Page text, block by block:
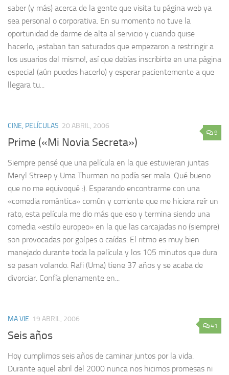
saber (y más) acerca de la gente que visita tu página web ya
sea personal o corporativa. En su momento no tuve la
oportunidad de darme de alta al servicio y cuando quise
hacerlo, ¡estaban tan saturados que empezaron a restringir a
los usuarios del mismo!, así que debías inscribirte en una página
especial (aún puedes hacerlo) y esperar pacientemente a que
llegara tu...
9
CINE, PELÍCULAS 20 ABRIL, 2006
Prime («Mi Novia Secreta»)
Siempre pensé que una película en la que estuvieran juntas
Meryl Streep y Uma Thurman no podía ser mala. Qué bueno
que no me equivoqué :). Esperando encontrarme con una
«comedia romántica» común y corriente que me hiciera reír un
rato, esta película me dio más que eso y termina siendo una
comedia «estilo europeo» en la que las carcajadas no (siempre)
son provocadas por golpes o caídas. El ritmo es muy bien
manejado durante toda la película y los 105 minutos que dura
se pasan volando. Rafi (Uma) tiene 37 años y se acaba de
divorciar. Confía plenamente en...
41
MA VIE 19 ABRIL, 2006
Seis años
Hoy cumplimos seis años de caminar juntos por la vida.
Durante aquel abril del 2000 nunca nos hicimos promesas ni